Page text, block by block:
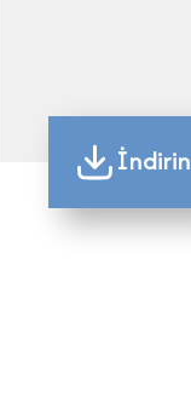
İndirin